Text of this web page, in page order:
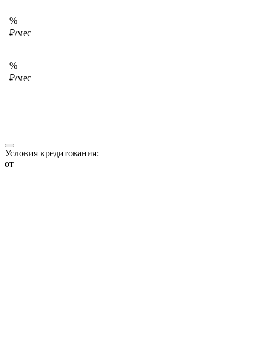
%
₽/мес
%
₽/мес
Условия кредитования:
от